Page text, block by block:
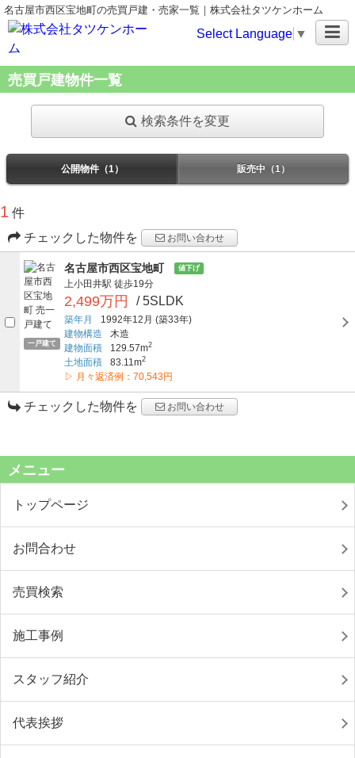
名古屋市西区宝地町の売買戸建・売家一覧｜株式会社タツケンホーム
Select Language ▼
売買戸建物件一覧
検索条件を変更
公開物件（1） 販売中（1）
1 件
チェックした物件を
お問い合わせ
一戸建て
名古屋市西区宝地町 値下げ
上小田井駅 徒歩19分
2,499万円 / 5SLDK
築年月 1992年12月 (築33年)
建物構造
木造
建物面積
129.57m2
土地面積 83.11m2
▷ 月々返済例：70,543円
チェックした物件を お問い合わせ
メニュー
トップページ
お問合わせ
売買検索
施工事例
スタッフ紹介
代表挨拶